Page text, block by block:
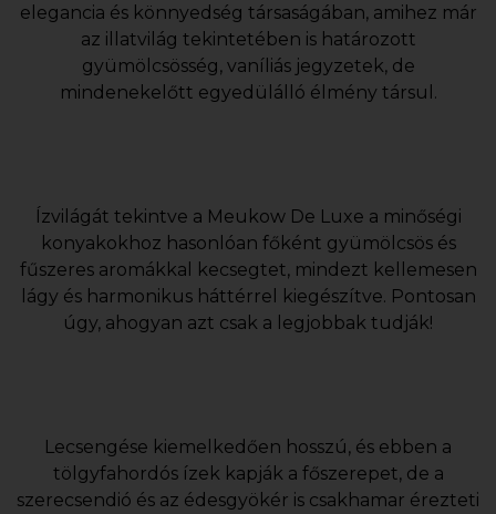
elegancia és könnyedség társaságában, amihez már
az illatvilág tekintetében is határozott
gyümölcsösség, vaníliás jegyzetek, de
mindenekelőtt egyedülálló élmény társul.
Ízvilágát tekintve a Meukow De Luxe a minőségi
konyakokhoz hasonlóan főként gyümölcsös és
fűszeres aromákkal kecsegtet, mindezt kellemesen
lágy és harmonikus háttérrel kiegészítve. Pontosan
úgy, ahogyan azt csak a legjobbak tudják!
Lecsengése kiemelkedően hosszú, és ebben a
tölgyfahordós ízek kapják a főszerepet, de a
szerecsendió és az édesgyökér is csakhamar érezteti